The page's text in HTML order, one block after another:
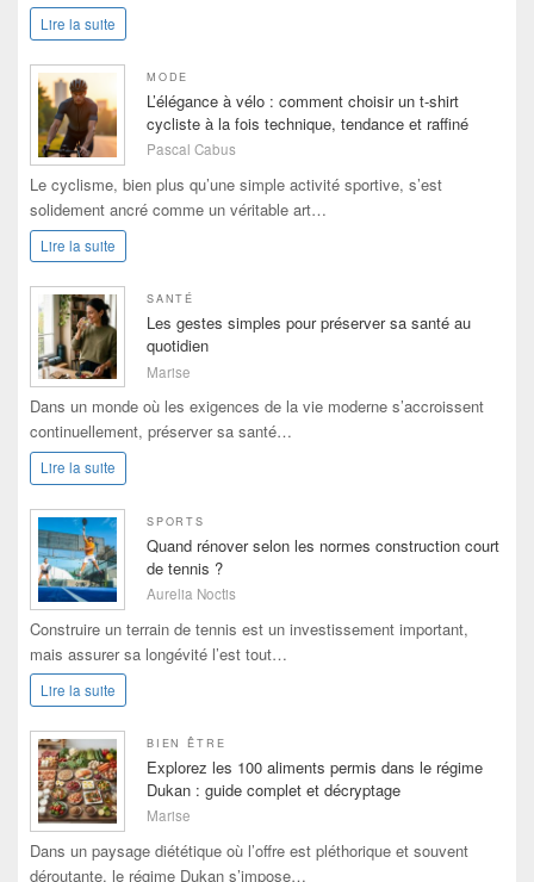
Lire la suite
MODE
L’élégance à vélo : comment choisir un t-shirt
cycliste à la fois technique, tendance et raffiné
Pascal Cabus
Le cyclisme, bien plus qu’une simple activité sportive, s’est
solidement ancré comme un véritable art…
Lire la suite
SANTÉ
Les gestes simples pour préserver sa santé au
quotidien
Marise
Dans un monde où les exigences de la vie moderne s’accroissent
continuellement, préserver sa santé…
Lire la suite
SPORTS
Quand rénover selon les normes construction court
de tennis ?
Aurelia Noctis
Construire un terrain de tennis est un investissement important,
mais assurer sa longévité l’est tout…
Lire la suite
BIEN ÊTRE
Explorez les 100 aliments permis dans le régime
Dukan : guide complet et décryptage
Marise
Dans un paysage diététique où l’offre est pléthorique et souvent
déroutante, le régime Dukan s’impose…